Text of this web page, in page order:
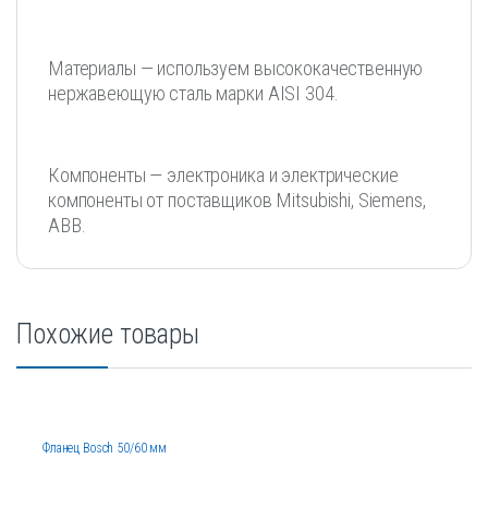
Материалы — используем высококачественную
нержавеющую сталь марки AISI 304.
Компоненты — электроника и электрические
компоненты от поставщиков Mitsubishi, Siemens,
ABB.
Похожие товары
Фланец Bosch 50/60 мм